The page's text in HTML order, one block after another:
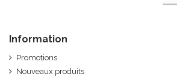
Information
Promotions
Nouveaux produits